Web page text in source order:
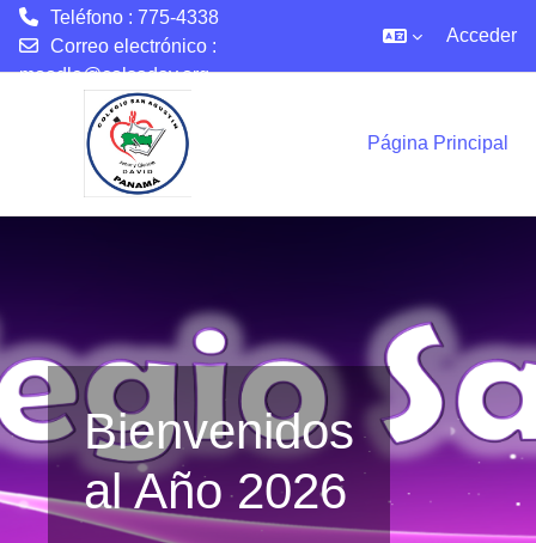
Teléfono : 775-4338
Correo electrónico :
moodle@colsadav.org
Acceder
Página Principal
Bienvenidos
al Año 2026